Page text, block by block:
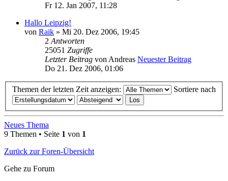
Fr 12. Jan 2007, 11:28
Hallo Leipzig!
von Raik » Mi 20. Dez 2006, 19:45
2 Antworten
25051 Zugriffe
Letzter Beitrag von Andreas Neuester Beitrag
Do 21. Dez 2006, 01:06
Themen der letzten Zeit anzeigen: Sortiere nach
Neues Thema
9 Themen • Seite 1 von 1
Zurück zur Foren-Übersicht
Gehe zu Forum